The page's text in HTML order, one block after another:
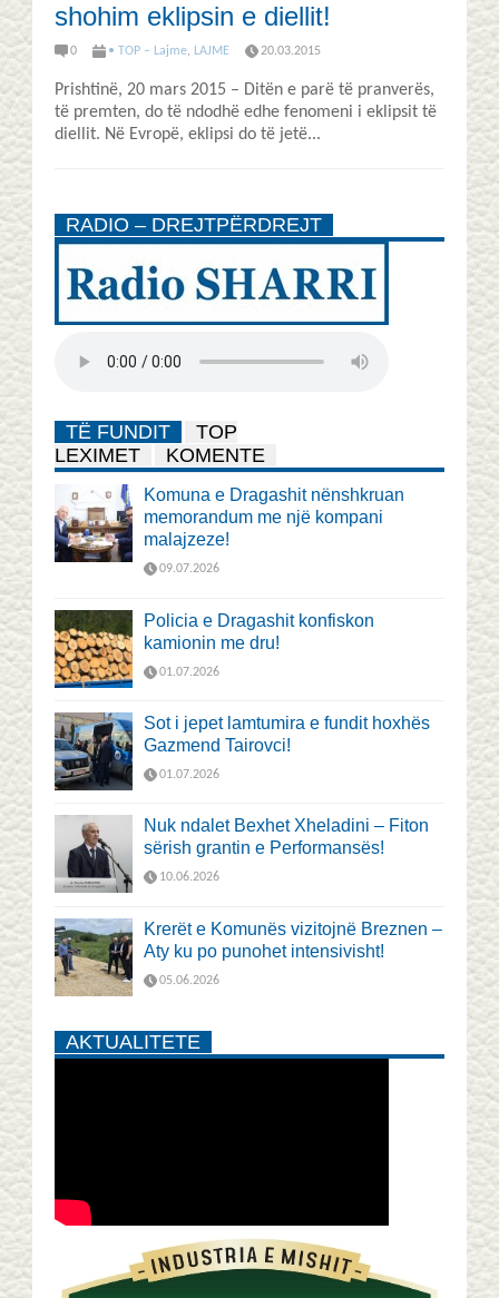
shohim eklipsin e diellit!
0 • TOP – Lajme, LAJME 20.03.2015
Prishtinë, 20 mars 2015 – Ditën e parë të pranverës,
të premten, do të ndodhë edhe fenomeni i eklipsit të
diellit. Në Evropë, eklipsi do të jetë...
RADIO – DREJTPËRDREJT
TË FUNDIT
TOP
LEXIMET
KOMENTE
Komuna e Dragashit nënshkruan
memorandum me një kompani
malajzeze!
09.07.2026
Policia e Dragashit konfiskon
kamionin me dru!
01.07.2026
Sot i jepet lamtumira e fundit hoxhës
Gazmend Tairovci!
01.07.2026
Nuk ndalet Bexhet Xheladini – Fiton
sërish grantin e Performansës!
10.06.2026
Krerët e Komunës vizitojnë Breznen –
Aty ku po punohet intensivisht!
05.06.2026
AKTUALITETE